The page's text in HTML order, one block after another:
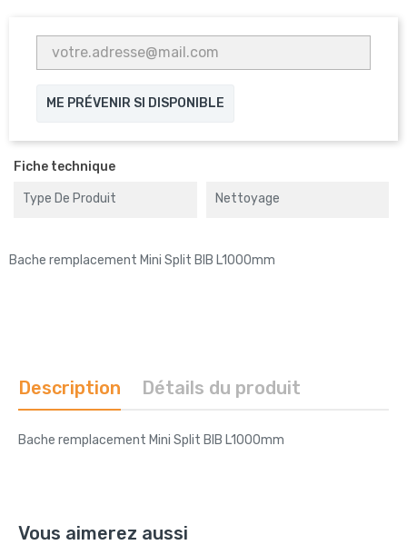
ME PRÉVENIR SI DISPONIBLE
Fiche technique
Type De Produit Nettoyage
Bache remplacement Mini Split BIB L1000mm
Description Détails du produit
Bache remplacement Mini Split BIB L1000mm
Vous aimerez aussi